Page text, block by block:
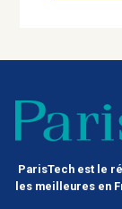
ParisTech est le
les meilleures en